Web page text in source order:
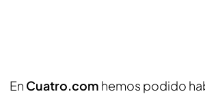
En Cuatro.com hemos podido